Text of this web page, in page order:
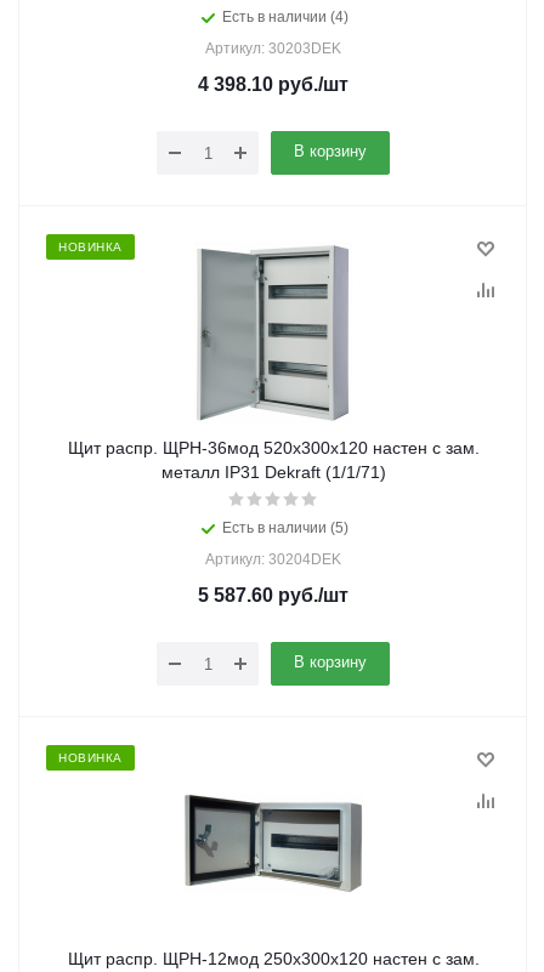
Есть в наличии (4)
Артикул: 30203DEK
4 398.10 руб./шт
В корзину
НОВИНКА
Щит распр. ЩРН-36мод 520х300х120 настен с зам.
металл IP31 Dekraft (1/1/71)
Есть в наличии (5)
Артикул: 30204DEK
5 587.60 руб./шт
В корзину
НОВИНКА
Щит распр. ЩРН-12мод 250х300х120 настен с зам.